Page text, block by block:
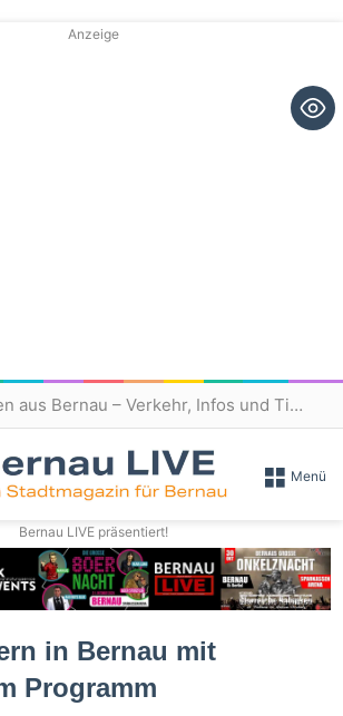
Anzeige
Guten Morgen aus Bernau – Verkehr, Infos und Tipps am 7. August 2026
Menü
Bernau LIVE präsentiert!
in Bernau mit
Programm